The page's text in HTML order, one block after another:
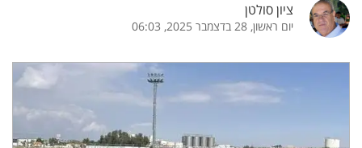
ציון סולטן
יום ראשון, 28 בדצמבר 2025, 06:03